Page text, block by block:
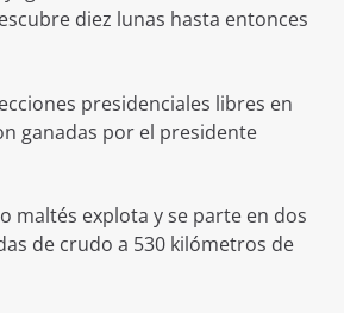
diez lunas hasta entonces
presidenciales libres en
ganadas por el presidente
maltés explota y se parte en dos
de crudo a 530 kilómetros de